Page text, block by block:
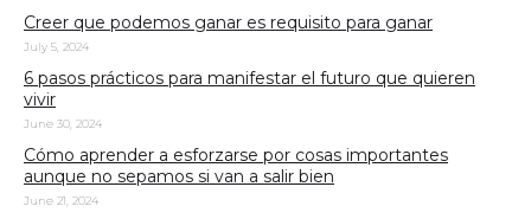
Creer que podemos ganar es requisito para ganar
July 5, 2024
6 pasos prácticos para manifestar el futuro que quieren
vivir
June 30, 2024
Cómo aprender a esforzarse por cosas importantes
aunque no sepamos si van a salir bien
June 21, 2024